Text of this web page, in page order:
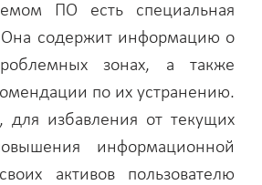
ПО есть специальная
Она содержит информацию о
зонах, а также
по их устранению.
для избавления от текущих
информационной
активов пользователю